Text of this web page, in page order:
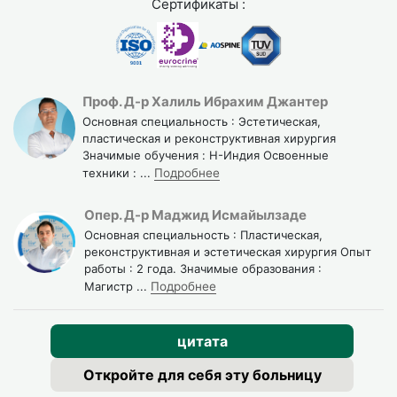
Отдыхайте и избегайте серьёзных нагрузок, пока врач
Квалификация хирургов и
клиник в Турции
Хирурги, с которыми работает Turquie Santé, имеют
глубокий опыт вхирургии носа . Они регулярно
новыми методами и технологиями. Благодаря работе во
всём мире они применяют самые современные
подходы.
Мы сотрудничаем только с клиниками высокого уровня,
организаций. Это гарантирует соответствие строгим
стандартам гигиены, безопасности и качества
обслуживания.
Сертификаты :
Проф. Д-р Халиль Ибрахим Джантер
Основная специальность : Эстетическая,
пластическая и реконструктивная хирургия
Значимые обучения : H-Индия Освоенные
техники : ... Подробнее
Опер. Д-р Маджид Исмайылзаде
Основная специальность : Пластическая,
реконструктивная и эстетическая хирургия Опыт
работы : 2 года. Значимые образования :
Магистр ... Подробнее
цитата
Откройте для себя эту больницу